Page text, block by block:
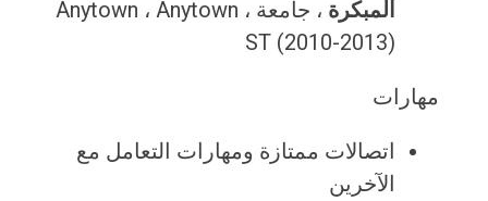
المبكرة
، جامعة Anytown ، Anytown ،
ST (2010-2013)
مهارات
اتصالات ممتازة ومهارات التعامل مع
الآخرين